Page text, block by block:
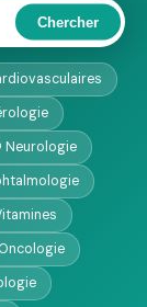
Chercher
Neurologie